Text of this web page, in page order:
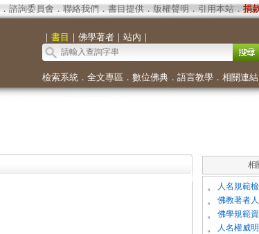
． 諮詢委員會． 聯絡我們 ． 書目提供． 版權聲明 ． 引用本站． 捐
｜ 書目 ｜ 佛學著者｜ 站內 ｜
檢索系統． 全文專區 ． 數位佛典． 語言教學． 相關連結
相
。 人名規範
。 佛教著者
。 佛學規範
。
人名權威